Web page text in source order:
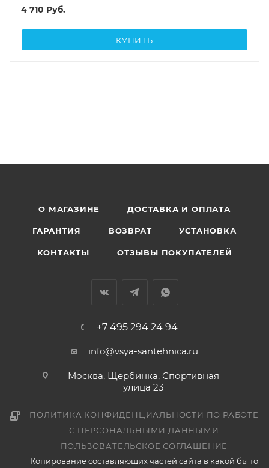
4 710 Руб.
КУПИТЬ
О МАГАЗИНЕ ДОСТАВКА И ОПЛАТА
ГАРАНТИЯ ВОЗВРАТ УСТАНОВКА
КОНТАКТЫ ОТЗЫВЫ ПОКУПАТЕЛЕЙ
+7 495 294 24 94
info@vsya-santehnica.ru
Москва, Щербинка, Спортивная
улица 23
ПОЛИТИКА КОНФИДЕНЦИАЛЬНОСТИ ПО РАБОТЕ
С ПЕРСОНАЛЬНЫМИ ДАННЫМИ
ПОЛЬЗОВАТЕЛЬСКОЕ СОГЛАШЕНИЕ
Копирование составляющих частей сайта в какой бы то